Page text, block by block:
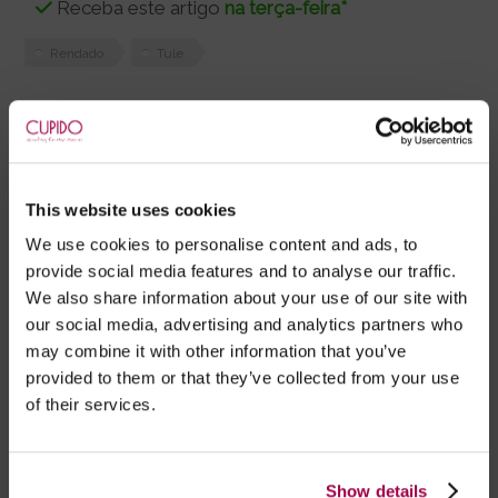
This website uses cookies
We use cookies to personalise content and ads, to
provide social media features and to analyse our traffic.
We also share information about your use of our site with
our social media, advertising and analytics partners who
may combine it with other information that you’ve
provided to them or that they’ve collected from your use
of their services.
Show details
Receba este artigo na terça-feira*
Tule
Descrição
de padrão foral.
Alças ajustáveis e cruzadas atrás.
Tanga asa delta a condizer.
Obsessive
- Embalagens 100% discretas
Após as 16:00 h, a sua encomenda será entregue em 48
horas, dias úteis. Portugal e Espanha Continental para